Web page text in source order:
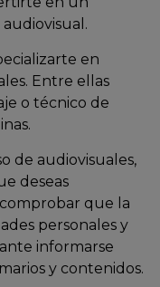
en
Entre ellas
o técnico de
de audiovisuales,
deseas
que la
personales y
informarse
y contenidos.